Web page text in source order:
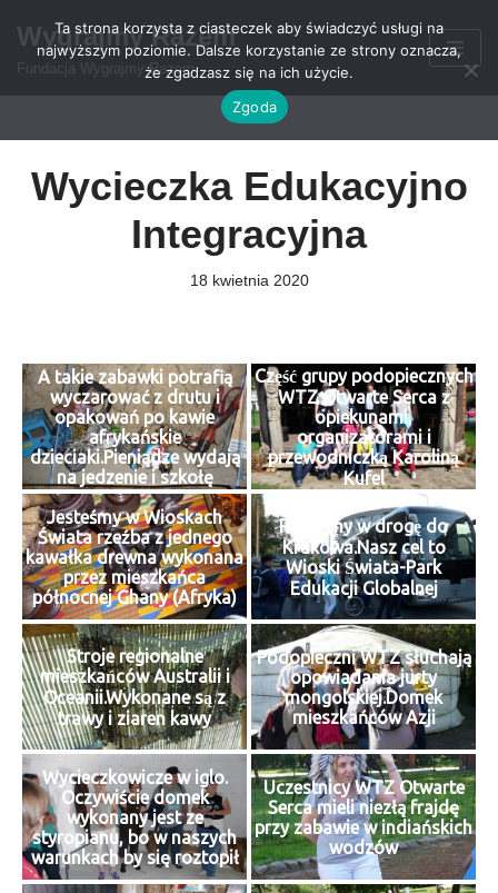
Przejdź
Wygrajmy Razem
Fundacja Wygrajmy Razem
Wycieczka Edukacyjno
Integracyjna
18 kwietnia 2020
A takie zabawki potrafią
wyczarować z drutu i
opakowań po kawie
afrykańskie
dzieciaki.Pieniądze wydają
na jedzenie i szkołę
Część grupy podopiecznych
WTZ Otwarte Serca z
opiekunami,
organizatorami i
przewodniczką Karoliną
Kufel
Jesteśmy w Wioskach
Świata rzeźba z jednego
kawałka drewna wykonana
przez mieszkańca
północnej Ghany (Afryka)
Ruszamy w drogę do
Krakowa.Nasz cel to
Wioski Świata-Park
Edukacji Globalnej
Stroje regionalne
mieszkańców Australii i
Oceanii.Wykonane są z
trawy i ziaren kawy
Podopieczni WTZ słuchają
opowiadania jurty
mongolskiej.Domek
mieszkańców Azji
Wycieczkowicze w iglo.
Oczywiście domek
wykonany jest ze
styropianu, bo w naszych
warunkach by się roztopił
Uczestnicy WTZ Otwarte
Serca mieli niezłą frajdę
przy zabawie w indiańskich
wodzów
Ta strona korzysta z ciasteczek aby świadczyć usługi na
najwyższym poziomie. Dalsze korzystanie ze strony oznacza,
że zgadzasz się na ich użycie.
Zgoda